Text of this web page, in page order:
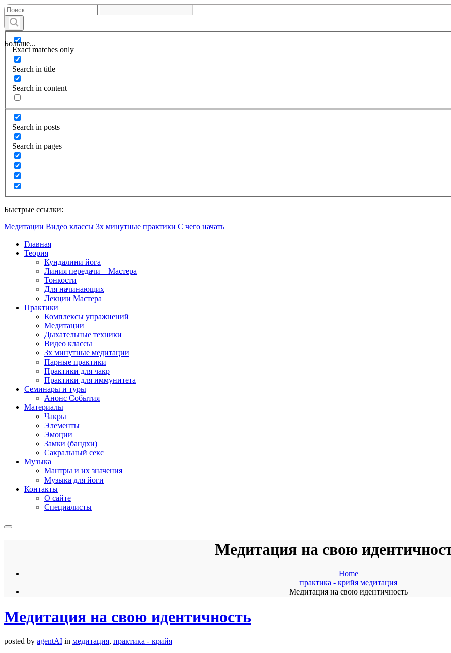
Больше...
Exact matches only
Search in title
Search in content
Search in posts
Search in pages
Быстрые ссылки:
Медитации Видео классы 3х минутные практики С чего начать
Главная
Теория
Кундалини йога
Линия передачи – Мастера
Тонкости
Для начинающих
Лекции Мастера
Практики
Комплексы упражнений
Медитации
Дыхательные техники
Видео классы
3х минутные медитации
Парные практики
Практики для чакр
Практики для иммунитета
Семинары и туры
Анонс События
Материалы
Чакры
Элементы
Эмоции
Замки (бандхи)
Сакральный секс
Музыка
Мантры и их значения
Музыка для йоги
Контакты
О сайте
Специалисты
Медитация на свою
Home
практика - крийя медитация
Медитация на свою идентичность
Медитация на свою идентичность
posted by agentAI in медитация, практика - крийя